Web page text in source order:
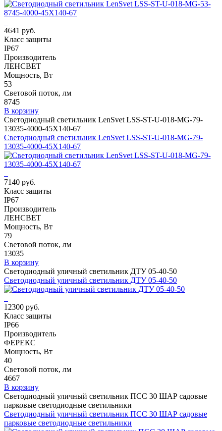
4641 руб.
Класс защиты
IP67
Производитель
ЛЕНСВЕТ
Мощность, Вт
53
Световой поток, лм
8745
В корзину
Светодиодный светильник LenSvet LSS-ST-U-018-MG-79-
13035-4000-45X140-67
Светодиодный светильник LenSvet LSS-ST-U-018-MG-79-
13035-4000-45X140-67
7140 руб.
Класс защиты
IP67
Производитель
ЛЕНСВЕТ
Мощность, Вт
79
Световой поток, лм
13035
В корзину
Светодиодный уличный светильник ДТУ 05-40-50
Светодиодный уличный светильник ДТУ 05-40-50
12300 руб.
Класс защиты
IP66
Производитель
ФЕРЕКС
Мощность, Вт
40
Световой поток, лм
4667
В корзину
Светодиодный уличный светильник ПСС 30 ШАР садовые
парковые светодиодные светильники
Светодиодный уличный светильник ПСС 30 ШАР садовые
парковые светодиодные светильники